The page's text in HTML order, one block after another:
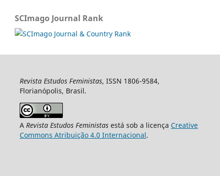
SCImago Journal Rank
Revista Estudos Feministas, ISSN 1806-9584,
Florianópolis, Brasil.
A Revista Estudos Feministasestá sob a licença Creative
Commons Atribuição 4.0 Internacional.